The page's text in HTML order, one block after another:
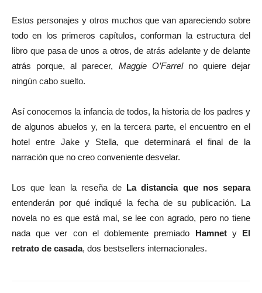
Estos personajes y otros muchos que van apareciendo sobre
todo en los primeros capítulos, conforman la estructura del
libro que pasa de unos a otros, de atrás adelante y de delante
atrás porque, al parecer, Maggie O’Farrel no quiere dejar
ningún cabo suelto.
Así conocemos la infancia de todos, la historia de los padres y
de algunos abuelos y, en la tercera parte, el encuentro en el
hotel entre Jake y Stella, que determinará el final de la
narración que no creo conveniente desvelar.
Los que lean la reseña de La distancia que nos separa
entenderán por qué indiqué la fecha de su publicación. La
novela no es que está mal, se lee con agrado, pero no tiene
nada que ver con el doblemente premiado Hamnet y El
retrato de casada, dos bestsellers internacionales.